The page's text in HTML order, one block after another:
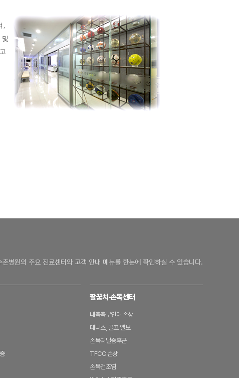
,
촌병원의 주요 진료센터와 고객 안내 메뉴를 한눈에 확인하실 수 있습니다.
팔꿈치·손목센터
내측측부인대 손상
테니스, 골프 엘보
손목터널증후군
TFCC 손상
손목건초염